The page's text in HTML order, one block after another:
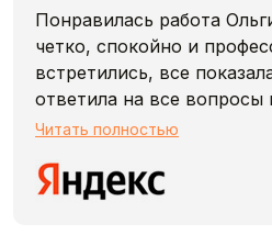
Понравилась работа
четко, спокойно и
встретились, все
ответила на все вопросы
пожелания.
Читать полностью